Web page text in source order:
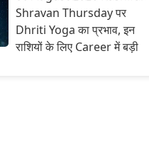
Shravan Thursday पर
Dhriti Yoga का प्रभाव, इन
राशियों के लिए Career में बड़ी